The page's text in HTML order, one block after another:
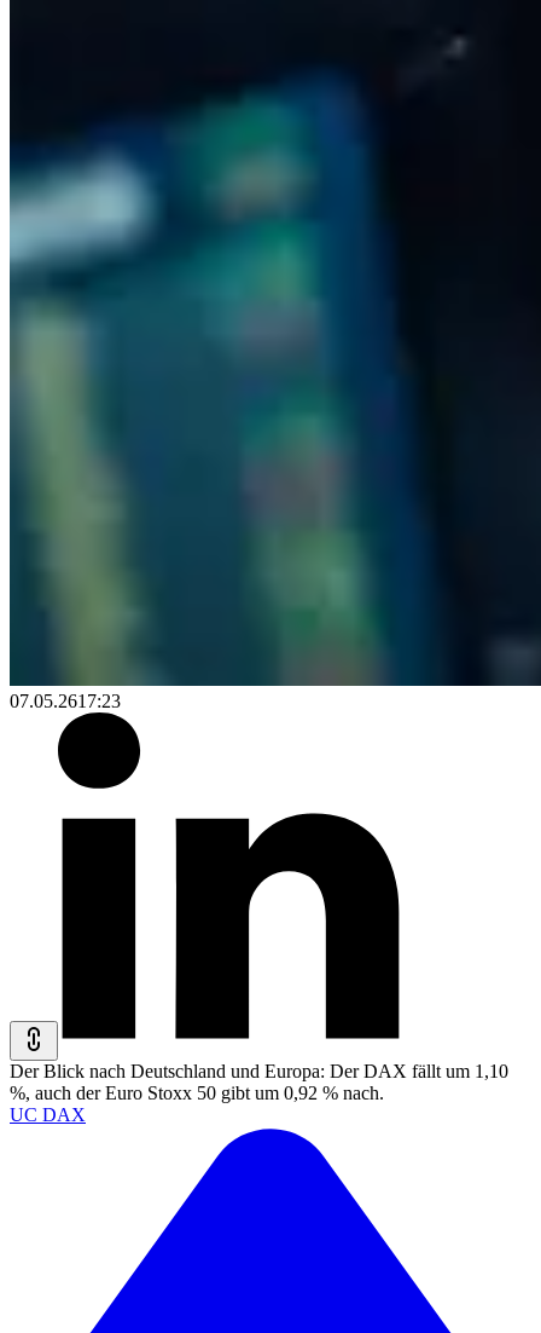
07.05.2617:23
Der Blick nach Deutschland und Europa: Der DAX fällt um 1,10
%, auch der Euro Stoxx 50 gibt um 0,92 % nach.
UC DAX